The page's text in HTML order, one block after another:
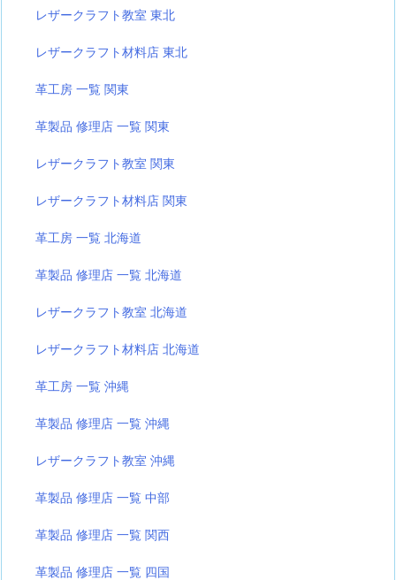
レザークラフト教室 東北
レザークラフト材料店 東北
革工房 一覧 関東
革製品 修理店 一覧 関東
レザークラフト教室 関東
レザークラフト材料店 関東
革工房 一覧 北海道
革製品 修理店 一覧 北海道
レザークラフト教室 北海道
レザークラフト材料店 北海道
革工房 一覧 沖縄
革製品 修理店 一覧 沖縄
レザークラフト教室 沖縄
革製品 修理店 一覧 中部
革製品 修理店 一覧 関西
革製品 修理店 一覧 四国